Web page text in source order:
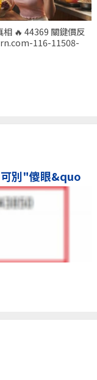
🔥 44369 關鍵價反
116-11508-
別"傻眼&quo